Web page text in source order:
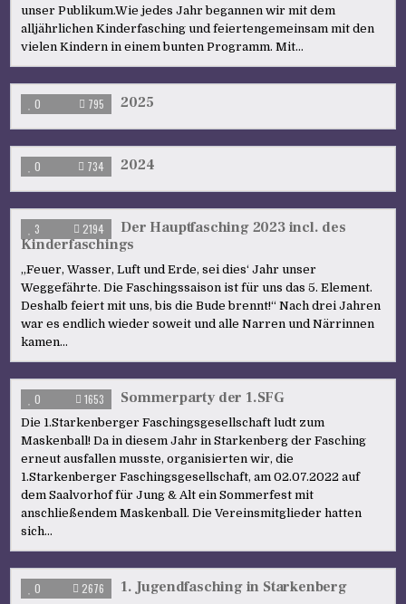
unser Publikum.Wie jedes Jahr begannen wir mit dem
alljährlichen Kinderfasching und feiertengemeinsam mit den
vielen Kindern in einem bunten Programm. Mit…
0 795 2025
0 734 2024
3 2194
Der Hauptfasching 2023 incl. des
Kinderfaschings
„Feuer, Wasser, Luft und Erde, sei dies‘ Jahr unser
Weggefährte. Die Faschingssaison ist für uns das 5. Element.
Deshalb feiert mit uns, bis die Bude brennt!“ Nach drei Jahren
war es endlich wieder soweit und alle Narren und Närrinnen
kamen…
0 1653 Sommerparty der 1.SFG
Die 1.Starkenberger Faschingsgesellschaft ludt zum
Maskenball! Da in diesem Jahr in Starkenberg der Fasching
erneut ausfallen musste, organisierten wir, die
1.Starkenberger Faschingsgesellschaft, am 02.07.2022 auf
dem Saalvorhof für Jung & Alt ein Sommerfest mit
anschließendem Maskenball. Die Vereinsmitglieder hatten
sich…
0 2676 1. Jugendfasching in Starkenberg